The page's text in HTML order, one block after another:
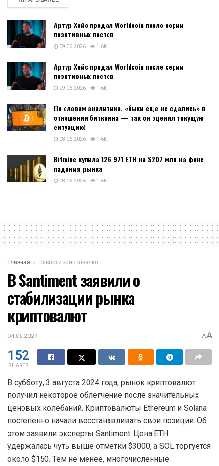
Артур Хейс продал Worldcoin после серии
позитивных постов
09.06.2026 1.6K
Артур Хейс продал Worldcoin после серии
позитивных постов
09.06.2026 1.6K
По словам аналитика, «быки еще не сдались» в
отношении биткоина — так он оценил текущую
ситуацию!
08.06.2026 1.6K
Bitmine купила 126 971 ETH на $207 млн на фоне
падения рынка
08.06.2026 1.6K
Главная Новости криптовалют
В Santiment заявили о
стабилизации рынка
криптовалют
04.08.2024 AA
152
SHARES
В субботу, 3 августа 2024 года, рынок криптовалют
получил некоторое облегчение после значительных
ценовых колебаний. Криптовалюты Ethereum и Solana
постепенно начали восстанавливать свои позиции. Об
этом заявили эксперты Santiment. Цена ETH
удержалась чуть выше отметки $3000, а SOL торгуется
около $150. Тем не менее, многочисленные